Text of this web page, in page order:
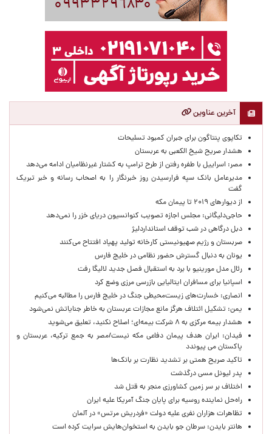
آخرین عناوین
تکاپوی پنتاگون برای جبران کمبود تسلیحات
هشدار صریح شیخ الکعبی به عربستان
مصر: اسراییل با طفره رفتن از طرح ترامپ به کشتار غیرنظامیان ادامه می‌دهد
مدیرعامل بانک سپه فرارسیدن روز خبرنگار را به اصحاب رسانه و خبر تبریک
گفت
از دیوارهای ۲۰۱۹ تا پیمان مکه
حاجی‌دلیگانی: مجلس اجازه تصویب کنوانسیون دریای خزر را نمی‌دهد
دبل درگاهی در شب توقف استانداردلیژ
صربستان و رژیم صهیونیستی کارخانه تولید پهپاد افتتاح می‌کنند
یونان به دنبال گسترش حضور نظامی در خلیج فارس
رئال مدل مورینیو با برد به استقبال فصل جدید لالیگا رفت
اسپانیا برای مسافران ایتالیایی بازرسی مرزی وضع کرد
انصاری: خسارت‌های زیست‌محیطی جنگ در خلیج فارس را مطالبه‌ می‌کنیم
یمن: تشکیل ائتلاف هرگز مانع مجازات عربستان به خاطر جنایاتش نمی‌شود
هشدار بیمه مرکزی به ۸ شرکت بیمه‌ای؛ اصلاح نکنید، تعلیق می‌شوید
فیدان: ایران هدف پیمان دفاعی مکه نیست/مصر به جمع ترکیه، عربستان و
پاکستان می پیوندد
تاکید صریح همتی بر تشدید نظارت بر بانک‌ها
پدر لیونل مسی درگذشت
اختلاف بر سر زمین کشاورزی منجر به قتل شد
راه‌حل نماینده روسیه برای پایان جنگ آمریکا علیه ایران
تظاهرات هزاران نفری علیه دولت «فردریش مرتس» در آلمان
هانتر بایدن: سرطان جو بایدن به استخوان‌هایش سرایت کرده است